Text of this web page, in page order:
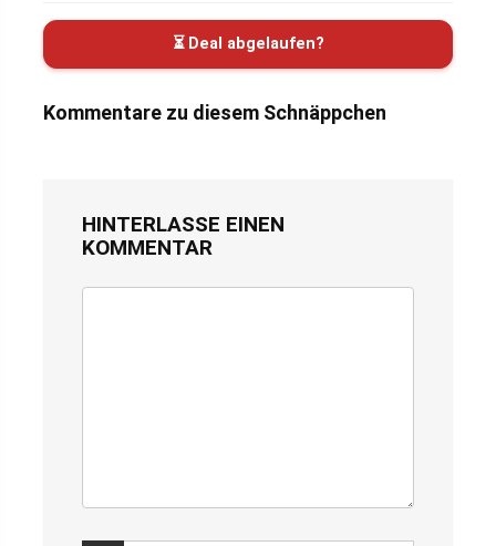
⏳ Deal abgelaufen?
Kommentare zu diesem Schnäppchen
HINTERLASSE EINEN
KOMMENTAR